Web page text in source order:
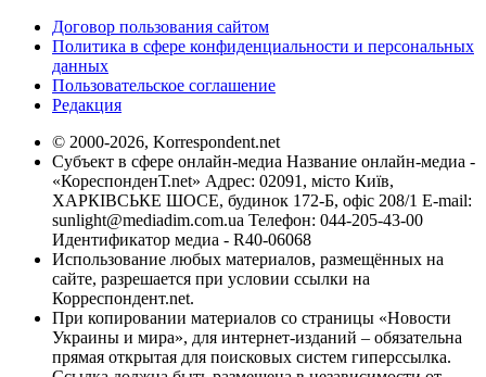
Договор пользования сайтом
Политика в сфере конфиденциальности и персональных
данных
Пользовательское соглашение
Редакция
© 2000-2026, Korrespondent.net
Субъект в сфере онлайн-медиа Название онлайн-медиа -
«КореспонденТ.net» Адрес: 02091, місто Київ,
ХАРКІВСЬКЕ ШОСЕ, будинок 172-Б, офіс 208/1 E-mail:
sunlight@mediadim.com.ua Телефон: 044-205-43-00
Идентификатор медиа - R40-06068
Использование любых материалов, размещённых на
сайте, разрешается при условии ссылки на
Корреспондент.net.
При копировании материалов со страницы «Новости
Украины и мира», для интернет-изданий – обязательна
прямая открытая для поисковых систем гиперссылка.